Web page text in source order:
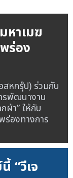
หาเมฆ
ร่อง
สหกรุ๊ป) ร่วมกับ
รพัฒนางาน
ผ้า” ให้กับ
ร่องทางการ
“วีเจ